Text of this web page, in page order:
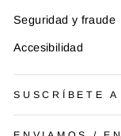
Seguridad y fraude
Accesibilidad
SUSCRÍBETE